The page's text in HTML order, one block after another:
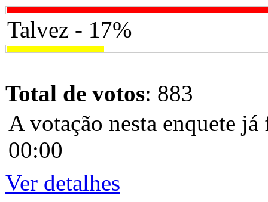
Talvez - 17%
Total de votos: 883
A votação nesta enquete
00:00
Ver detalhes